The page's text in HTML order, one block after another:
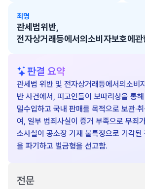
죄명
관세법위반,
전자상거래등에서의소비자보호에
판결 요약
관세법 위반 및 전자상거래등에서의소비
반 사건에서, 피고인들이 보따리상을 통
밀수입하고 국내 판매를 목적으로 보관·
여, 일부 범죄사실이 증거 부족으로 무죄
소사실이 공소장 기재 불특정으로 기각된
을 파기하고 벌금형을 선고함.
전문